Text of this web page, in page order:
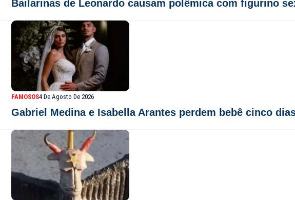
Bailarinas de Leonardo causam polêmica com figurino
FAMOSOS4 De Agosto De 2026
Gabriel Medina e Isabella Arantes perdem bebê cinco